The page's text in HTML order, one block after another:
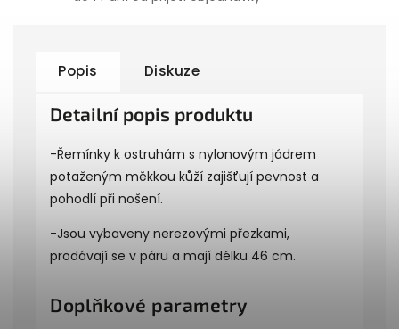
Popis Diskuze
Detailní popis produktu
-Řemínky k ostruhám s nylonovým jádrem
potaženým měkkou kůží zajišťují pevnost a
pohodlí při nošení.
-Jsou vybaveny nerezovými přezkami,
prodávají se v páru a mají délku 46 cm.
Doplňkové parametry